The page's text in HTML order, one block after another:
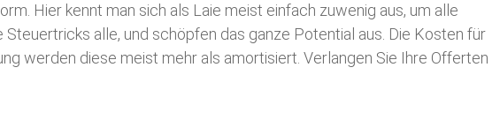
Hier kennt man sich als Laie meist einfach zuwenig aus, um alle
alle, und schöpfen das ganze Potential aus. Die Kosten für
werden diese meist mehr als amortisiert. Verlangen Sie Ihre Offerten